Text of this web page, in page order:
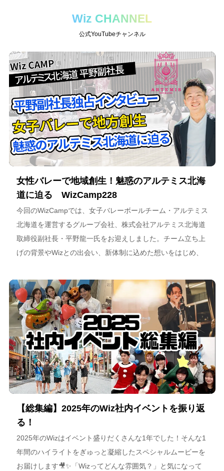
Wiz CHANNEL
公式YouTubeチャンネル
女性バレーで地域創生！魅惑のアルテミス北海
道に迫る WizCamp228
今回のWizCampでは、女子バレーボールチーム・アルテミス
北海道を運営するグループ会社、株式会社アルテミス北海道
取締役副社長・平野龍一氏をお迎えしました。チーム立ち上
げの背景やWizとの出会い、新体制に込めた想いをはじめ、
海道が描く今後のビジョンについて語っています。
【総集編】2025年のWiz社内イベントを振り返
る！
2025年のWizはイベント盛りだくさんな1年でした！そんな1
年間のハイライトをぎゅっと凝縮したスペシャルムービーを
お届けします🎥✨「Wizってどんな雰囲気？」と気になって